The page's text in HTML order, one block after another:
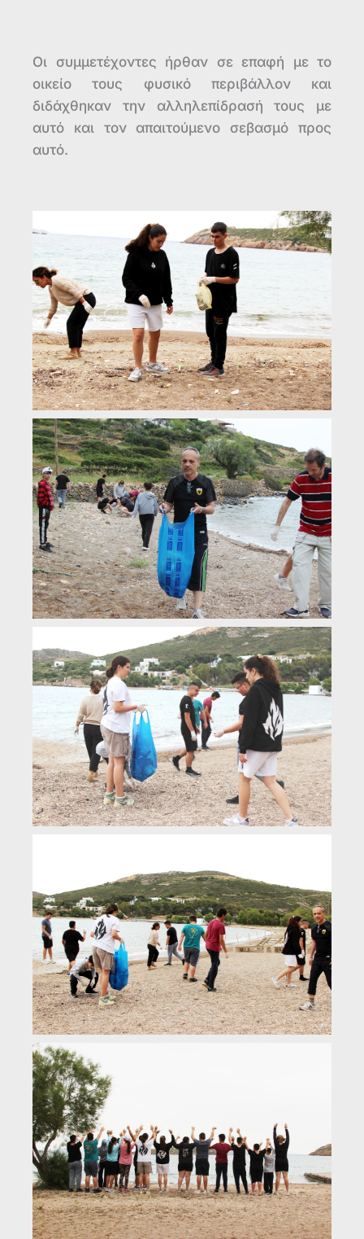
Οι συμμετέχοντες ήρθαν σε επαφή με το
οικείο τους φυσικό περιβάλλον και
διδάχθηκαν την αλληλεπίδρασή τους με
αυτό και τον απαιτούμενο σεβασμό προς
αυτό.